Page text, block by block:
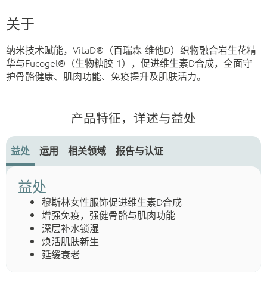
关于
纳米技术赋能，VitaD®（百瑞森-维他D）织物融合岩生花精
华与Fucogel®（生物糖胶-1），促进维生素D合成，全面守
护骨骼健康、肌肉功能、免疫提升及肌肤活力。
产品特征，详述与益处
益处 运用 相关领域 报告与认证
益处
穆斯林女性服饰促进维生素D合成
增强免疫，强健骨骼与肌肉功能
深层补水锁湿
焕活肌肤新生
延缓衰老